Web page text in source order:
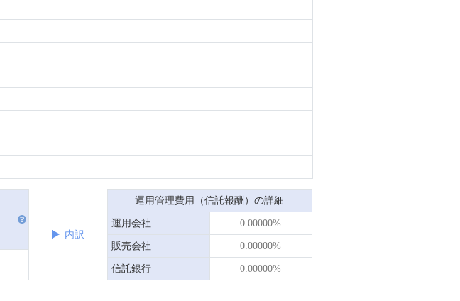
内訳
運用管理費用（信託報酬）の詳細
運用会社 0.00000%
販売会社 0.00000%
信託銀行 0.00000%